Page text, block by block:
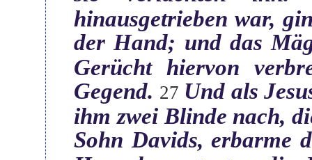
hinausgetrieben war,
der Hand; und das
Gerücht hiervon
Gegend.‎
Und als
ihm zwei Blinde nach,
Sohn Davids, erbarme